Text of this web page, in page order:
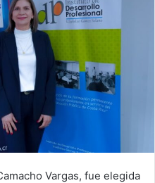
Vargas, fue elegida